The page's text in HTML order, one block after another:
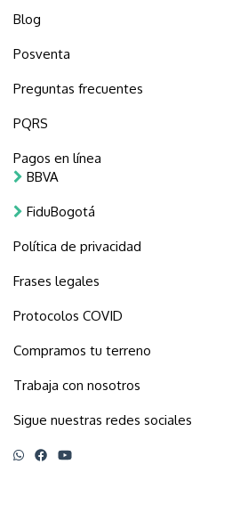
Blog
Posventa
Preguntas frecuentes
PQRS
Pagos en línea
BBVA
FiduBogotá
Política de privacidad
Frases legales
Protocolos COVID
Compramos tu terreno
Trabaja con nosotros
Sigue nuestras redes sociales